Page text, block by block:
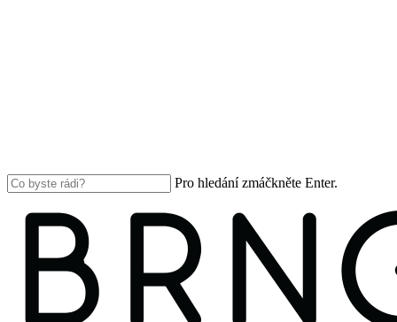
Pro hledání zmáčkněte Enter.
Search